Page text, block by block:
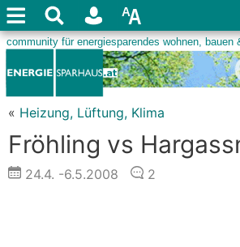
« Heizung, Lüftung, Klima
Fröhling vs
24.4. -6.5.2008 2